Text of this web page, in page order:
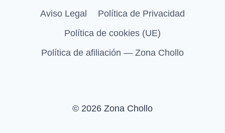
Aviso Legal
Política de Privacidad
Política de cookies (UE)
Política de afiliación — Zona Chollo
© 2026 Zona Chollo